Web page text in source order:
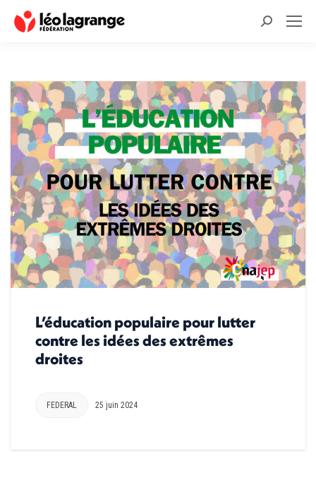
Recherche
L’éducation populaire pour lutter
contre les idées des extrêmes
droites
FEDERAL 25 juin 2024